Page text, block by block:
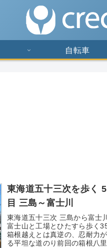
自転車
東海道五十三次を歩く 5
目 三島～富士川
東海道五十三次 三島から富士
富士山と工場とひたすら歩く
箱根越えとは真逆の、忍耐力
る平坦な道のり前回の箱根八